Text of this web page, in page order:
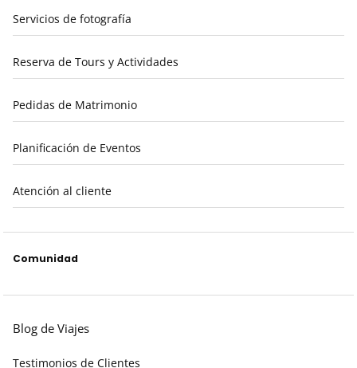
Servicios de fotografía
Reserva de Tours y Actividades
Pedidas de Matrimonio
Planificación de Eventos
Atención al cliente
Comunidad
Blog de Viajes
Testimonios de Clientes